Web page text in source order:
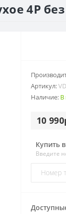
4P
Артикул:
Наличие: В
10
Купить
Введите